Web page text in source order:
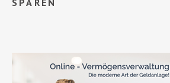
SPAREN